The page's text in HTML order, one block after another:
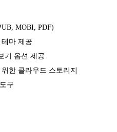
MOBI, PDF)
마 제공
기 옵션 제공
한 클라우드 스토리지
구